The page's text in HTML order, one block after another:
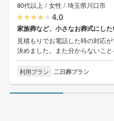
80代以上 / 女性 / 埼玉県川口市
4.0
家族葬など、小さなお葬式にし
見積もりでお電話した時の対応
決めました。また分からないこ
利用プラン 二日葬プラン